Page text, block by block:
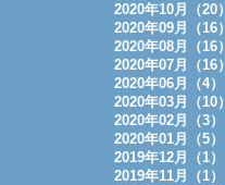
2020年10月（20）
2020年09月（16）
2020年08月（16）
2020年07月（16）
2020年06月（4）
2020年03月（10）
2020年02月（3）
2020年01月（5）
2019年12月（1）
2019年11月（1）